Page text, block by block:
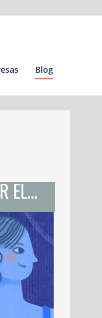
blog
CÓMO TRAMITAR EL CAMBIO DE IDENTIDAD DE GÉNERO EN LA CDMX